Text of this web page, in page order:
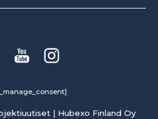
| Hubexo Finland Oy